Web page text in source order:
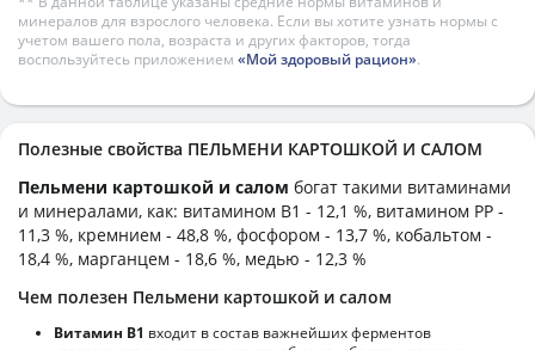
минералов для взрослого человека. Если вы хотите узнать нормы с
учетом вашего пола, возраста и других факторов, тогда
воспользуйтесь приложением «Мой здоровый рацион».
Полезные свойства ПЕЛЬМЕНИ КАРТОШКОЙ И САЛОМ
Пельмени картошкой и салом богат такими витаминами
и минералами, как: витамином B1 - 12,1 %, витамином PP -
11,3 %, кремнием - 48,8 %, фосфором - 13,7 %, кобальтом -
18,4 %, марганцем - 18,6 %, медью - 12,3 %
Чем полезен Пельмени картошкой и салом
Витамин В1 входит в состав важнейших ферментов